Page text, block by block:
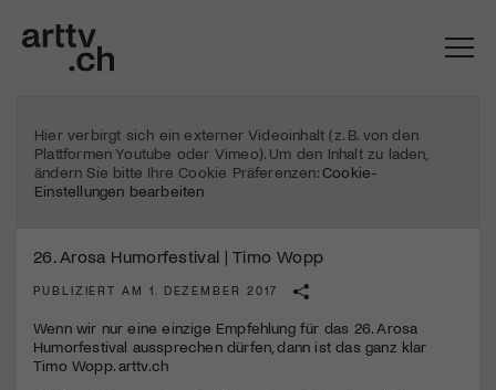
Hier verbirgt sich ein externer Videoinhalt (z. B. von den
Plattformen Youtube oder Vimeo). Um den Inhalt zu laden,
ändern Sie bitte Ihre Cookie Präferenzen:Cookie-
Einstellungen bearbeiten
26. Arosa Humorfestival | Timo Wopp
PUBLIZIERT AM 1. DEZEMBER 2017
Wenn wir nur eine einzige Empfehlung für das 26. Arosa
Humorfestival aussprechen dürfen, dann ist das ganz klar
Timo Wopp. arttv.ch
Mach mit: «Be Part of the Art»!